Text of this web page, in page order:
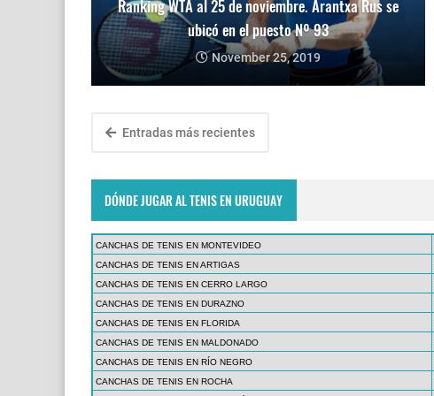
Ranking WTA al 25 de noviembre. Arantxa Rus se
ubicó en el puesto Nº 93
November 25, 2019
Entradas más recientes
DÓNDE JUGAR AL TENIS EN URUGUAY
CANCHAS DE TENIS EN MONTEVIDEO
CANCHAS DE TENIS EN ARTIGAS
CANCHAS DE TENIS EN CERRO LARGO
CANCHAS DE TENIS EN DURAZNO
CANCHAS DE TENIS EN FLORIDA
CANCHAS DE TENIS EN MALDONADO
CANCHAS DE TENIS EN RÍO NEGRO
CANCHAS DE TENIS EN ROCHA